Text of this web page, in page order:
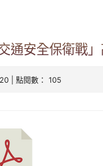
通安全保衛戰
| 點閱數： 105